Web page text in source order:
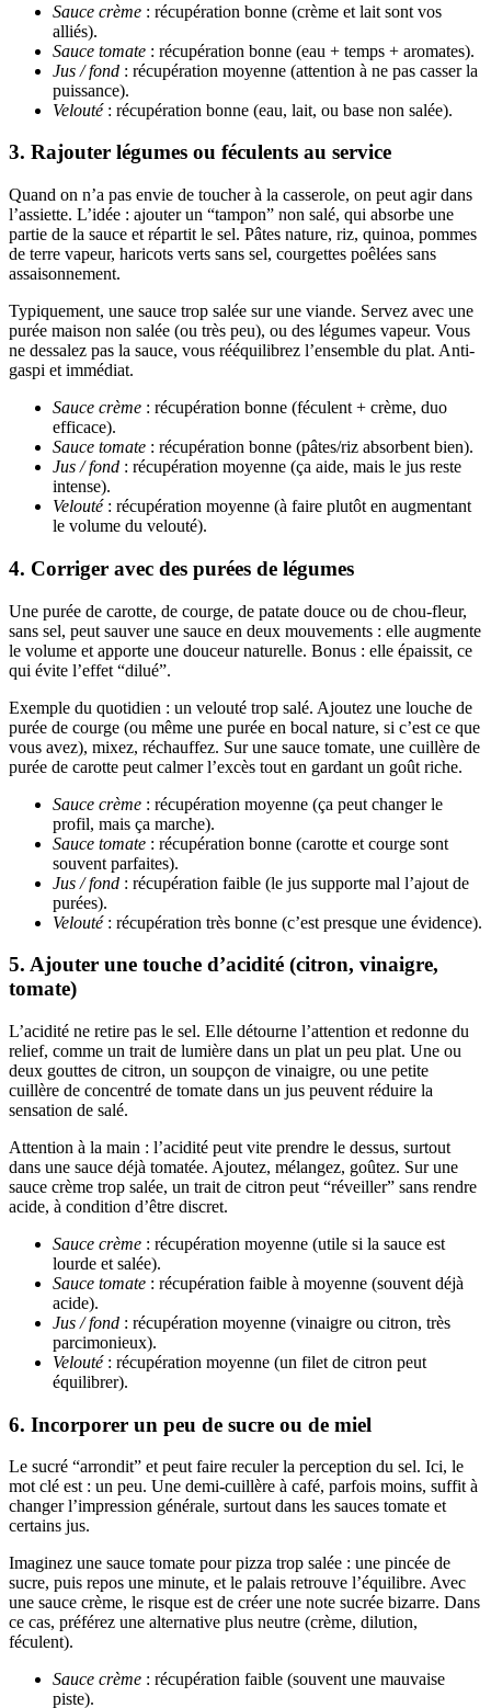
Sauce crème : récupération bonne (crème et lait sont vos
alliés).
Sauce tomate : récupération bonne (eau + temps + aromates).
Jus / fond : récupération moyenne (attention à ne pas casser la
puissance).
Velouté: récupération bonne (eau, lait, ou base non salée).
3. Rajouter légumes ou féculents au service
Quand on n’a pas envie de toucher à la casserole, on peut agir dans
l’assiette. L’idée : ajouter un “tampon” non salé, qui absorbe une
partie de la sauce et répartit le sel. Pâtes nature, riz, quinoa, pommes
de terre vapeur, haricots verts sans sel, courgettes poêlées sans
assaisonnement.
Typiquement, une sauce trop salée sur une viande. Servez avec une
purée maison non salée (ou très peu), ou des légumes vapeur. Vous
ne dessalez pas la sauce, vous rééquilibrez l’ensemble du plat. Anti-
gaspi et immédiat.
Sauce crème : récupération bonne (féculent + crème, duo
efficace).
Sauce tomate : récupération bonne (pâtes/riz absorbent bien).
Jus / fond : récupération moyenne (ça aide, mais le jus reste
intense).
Velouté: récupération moyenne (à faire plutôt en augmentant
le volume du velouté).
4. Corriger avec des purées de légumes
Une purée de carotte, de courge, de patate douce ou de chou-fleur,
sans sel, peut sauver une sauce en deux mouvements : elle augmente
le volume et apporte une douceur naturelle. Bonus : elle épaissit, ce
qui évite l’effet “dilué”.
Exemple du quotidien : un velouté trop salé. Ajoutez une louche de
purée de courge (ou même une purée en bocal nature, si c’est ce que
vous avez), mixez, réchauffez. Sur une sauce tomate, une cuillère de
purée de carotte peut calmer l’excès tout en gardant un goût riche.
Sauce crème : récupération moyenne (ça peut changer le
profil, mais ça marche).
Sauce tomate : récupération bonne (carotte et courge sont
souvent parfaites).
Jus / fond : récupération faible (le jus supporte mal l’ajout de
purées).
Velouté: récupération très bonne (c’est presque une évidence).
5. Ajouter une touche d’acidité (citron, vinaigre,
tomate)
L’acidité ne retire pas le sel. Elle détourne l’attention et redonne du
relief, comme un trait de lumière dans un plat un peu plat. Une ou
deux gouttes de citron, un soupçon de vinaigre, ou une petite
cuillère de concentré de tomate dans un jus peuvent réduire la
sensation de salé.
Attention à la main : l’acidité peut vite prendre le dessus, surtout
dans une sauce déjà tomatée. Ajoutez, mélangez, goûtez. Sur une
sauce crème trop salée, un trait de citron peut “réveiller” sans rendre
acide, à condition d’être discret.
Sauce crème : récupération moyenne (utile si la sauce est
lourde et salée).
Sauce tomate : récupération faible à moyenne (souvent déjà
acide).
Jus / fond : récupération moyenne (vinaigre ou citron, très
parcimonieux).
Velouté: récupération moyenne (un filet de citron peut
équilibrer).
6. Incorporer un peu de sucre ou de miel
Le sucré “arrondit” et peut faire reculer la perception du sel. Ici, le
mot clé est : un peu. Une demi-cuillère à café, parfois moins, suffit à
changer l’impression générale, surtout dans les sauces tomate et
certains jus.
Imaginez une sauce tomate pour pizza trop salée : une pincée de
sucre, puis repos une minute, et le palais retrouve l’équilibre. Avec
une sauce crème, le risque est de créer une note sucrée bizarre. Dans
ce cas, préférez une alternative plus neutre (crème, dilution,
féculent).
Sauce crème : récupération faible (souvent une mauvaise
piste).